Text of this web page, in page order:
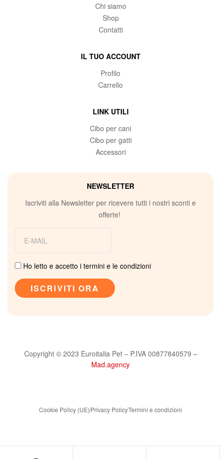
Chi siamo
Shop
Contatti
IL TUO ACCOUNT
Profilo
Carrello
LINK UTILI
Cibo per cani
Cibo per gatti
Accessori
NEWSLETTER
Iscriviti alla Newsletter per ricevere tutti i nostri sconti e
offerte!
Ho letto e accetto i termini e le condizioni
Copyright © 2023 Euroitalia Pet – P.IVA 00877840579 –
Mad.agency
Cookie Policy (UE)Privacy PolicyTermini e condizioni